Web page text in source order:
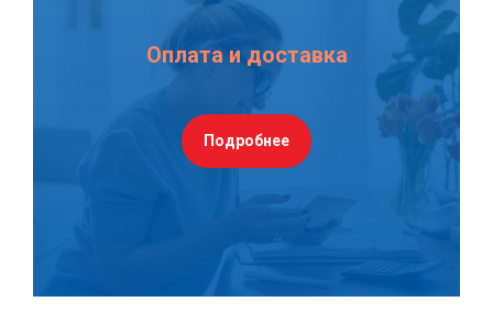
Оплата и доставка
Подробнее